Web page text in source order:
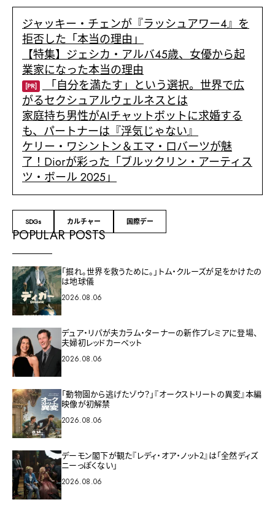
ジャッキー・チェンが『ラッシュアワー4』を
拒否した「本当の理由」
【特集】ジェシカ・アルバ45歳、女優から起
業家になった本当の理由
[PR]
「自分を満たす」という選択。世界で広
がるセクシュアルウェルネスとは
家庭持ち男性がAIチャットボットに求婚する
も、パートナーは『浮気じゃない』
ケリー・ワシントン＆エマ・ロバーツが魅
了！Diorが彩った「ブルックリン・アーティス
ツ・ボール 2025」
SDGs カルチャー 国際デー
POPULAR POSTS
「掘れ。世界を救うために。」トム・クルーズが足をかけたの
は地球儀
2026.08.06
デュア・リパが夫カラム・ターナーの新作プレミアに登場、
夫婦初レッドカーペット
2026.08.06
「動物園から逃げたゾウ？」『オークストリートの異変』本編
映像が初解禁
2026.08.06
デーモン閣下が観た『レディ・オア・ノット2』は「全然ディズ
ニーっぽくない」
2026.08.06